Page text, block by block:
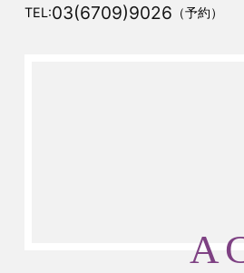
TEL:03(6709)9026 （予約）